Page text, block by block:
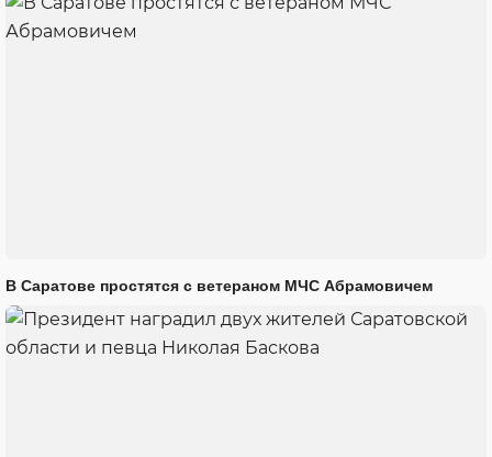
В Саратове простятся с ветераном МЧС Абрамовичем